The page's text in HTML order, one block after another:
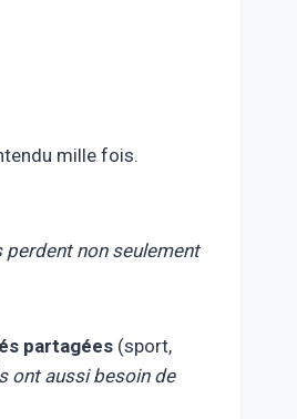
mille fois.
perdent non seulement
partagées (sport,
ont aussi besoin de